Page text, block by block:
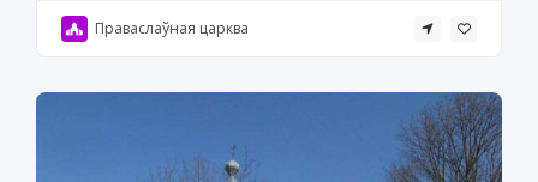
Праваслаўная царква